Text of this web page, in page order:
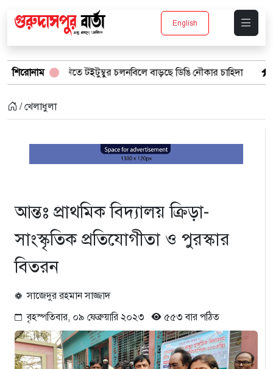
English
শিরোনাম
পানিতে টইটুম্বুর চলনবিলে বাড়ছে ডিঙি নৌকার চাহিদা সিন্ডিকেটের
/ খেলাধুলা
আন্তঃ প্রাথমিক বিদ্যালয় ক্রিড়া-
সাংস্কৃতিক প্রতিযোগীতা ও পুরস্কার
বিতরন
সাজেদুর রহমান সাজ্জাদ
বৃহস্পতিবার, ০৯ ফেব্রুয়ারি ২০২৩
৫৫৩ বার পঠিত